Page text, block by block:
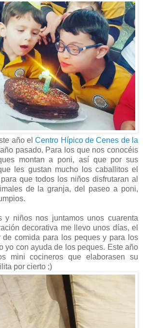
año elCentro Hípico de Cenes de la
pasado. Para los que nos conocéis
montan a poni, así que por sus
les gustan mucho los caballitos el
que todos los niños disfrutaran al
de la granja, del paseo a poni,
y niños nos juntamos unos cuarenta
decorativa me llevo unos días, el
de comida para los peques y para los
yo con ayuda de los peques. Este año
mini cocineros que elaborasen su
por cierto ;)